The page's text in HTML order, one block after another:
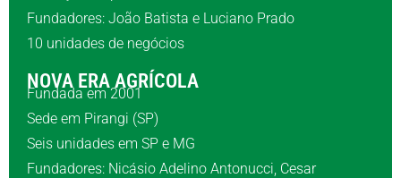
Fundadores: João Batista e Luciano Prado
10 unidades de negócios
NOVA ERA AGRÍCOLA
Fundada em 2001
Sede em Pirangi (SP)
Seis unidades em SP e MG
Fundadores: Nicásio Adelino Antonucci, Cesar